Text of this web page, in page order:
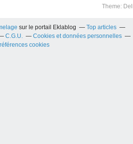
Theme:
sur le portail Eklablog
Top articles
C.G.U.
Cookies et données personnelles
cookies